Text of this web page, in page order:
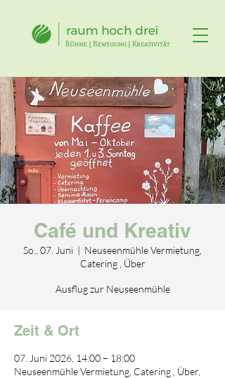
Café und Kreativ
So., 07. Juni
  |
Neuseenmühle Vermietung,
Catering , Über
Ausflug zur Neuseenmühle
Zeit & Ort
07. Juni 2026, 14:00 – 18:00
Neuseenmühle Vermietung, Catering , Über,